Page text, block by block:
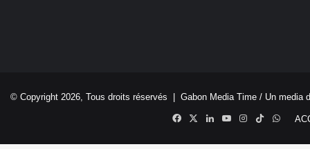
© Copyright 2026, Tous droits réservés | Gabon Media Time / Un media
Facebook
X LinkedinYouTubeInstagram
TikTok